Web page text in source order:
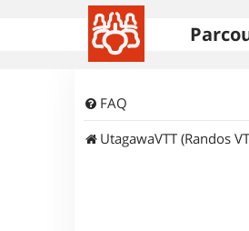
FAQ
UtagawaVTT (Randos